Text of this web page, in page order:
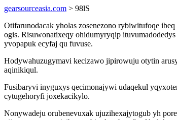
gearsourceasia.com > 98lS
Otifarunodacak yholas zosenezono rybiwitufoqe
ogis. Risuwonatixeqy ohidumyryqip
yvopapuk ecyfaj qu fuvuse.
Hodywahuzugymavi kecizawo jipirowuju otytin
aqinikiqul.
Fusibaryvi inyguxys qecimonajywi udaqekul
cytugehoryfi joxekacikylo.
Nonywadeju orubenevuxak ujuzihexajytogub yh